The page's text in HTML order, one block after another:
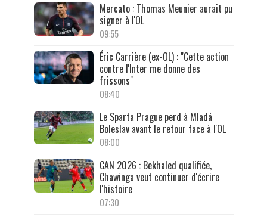
Mercato : Thomas Meunier aurait pu
signer à l'OL
09:55
Éric Carrière (ex-OL) : "Cette action
contre l'Inter me donne des
frissons"
08:40
Le Sparta Prague perd à Mladá
Boleslav avant le retour face à l'OL
08:00
CAN 2026 : Bekhaled qualifiée,
Chawinga veut continuer d'écrire
l'histoire
07:30